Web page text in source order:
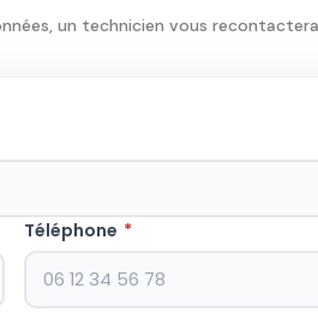
un technicien vous
Téléphone *